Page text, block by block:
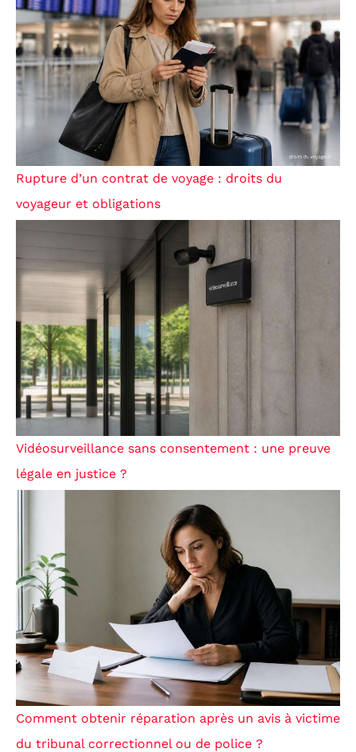
Rupture d’un contrat de voyage : droits du
voyageur et obligations
Vidéosurveillance sans consentement : une preuve
légale en justice ?
Comment obtenir réparation après un avis à victime
du tribunal correctionnel ou de police ?